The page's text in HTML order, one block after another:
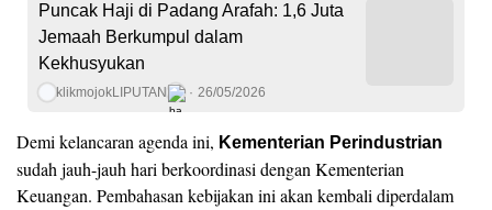
Puncak Haji di Padang Arafah: 1,6 Juta
Jemaah Berkumpul dalam
Kekhusyukan
klikmojokLIPUTAN 26/05/2026
Demi kelancaran agenda ini, Kementerian Perindustrian
sudah jauh-jauh hari berkoordinasi dengan Kementerian
Keuangan. Pembahasan kebijakan ini akan kembali diperdalam